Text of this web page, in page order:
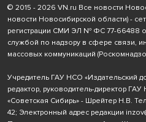
© 2015 - 2026 VN.ru Все новости
новости Новосибирской области) -
регистрации СМИ ЭЛ № ФС 77-66488
службой по надзору в сфере связи,
массовых коммуникаций
Учредитель ГАУ НСО «Издательский
редактор, руководитель-директор
«Советская Сибирь» - Шрейтер Н.В.
42; Электронный адрес редакции